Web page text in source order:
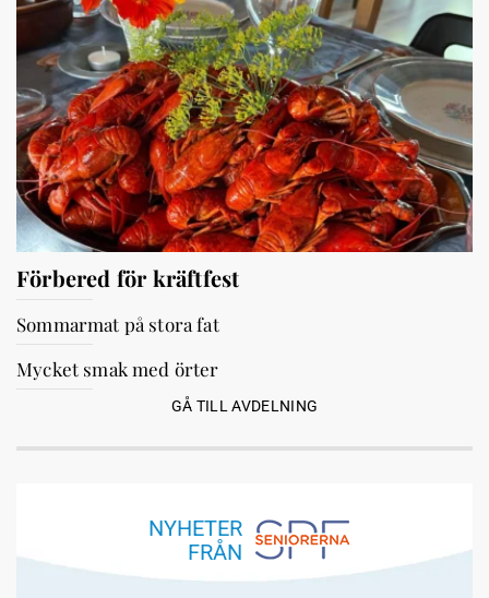
Förbered för kräftfest
Sommarmat på stora fat
Mycket smak med örter
GÅ TILL AVDELNING
NYHETER
FRÅN